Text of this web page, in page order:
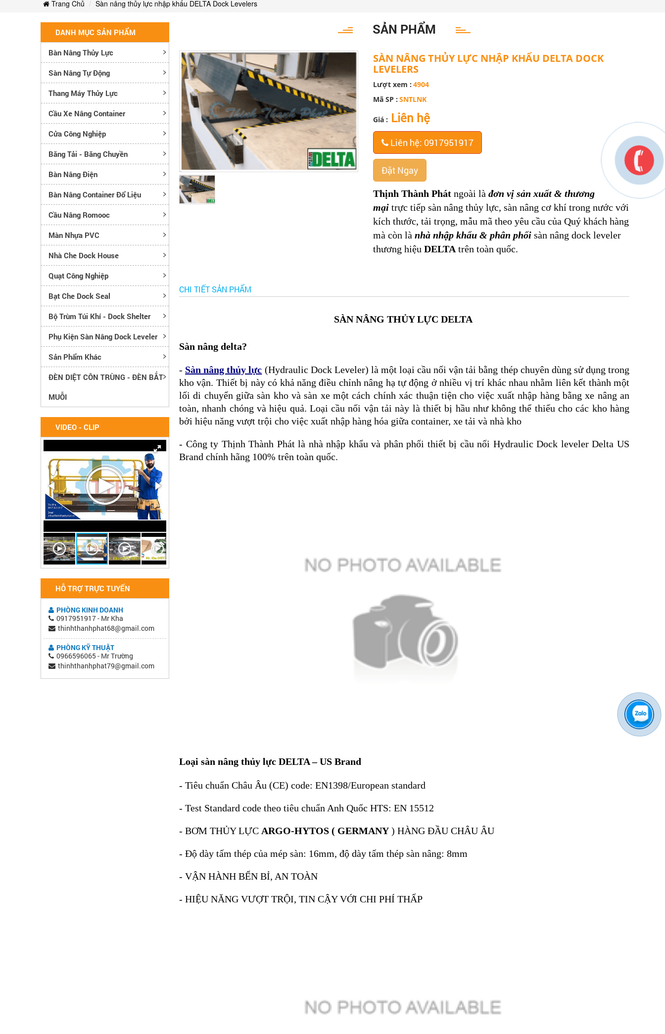
Trang Chủ Sàn nâng thủy lực nhập khẩu DELTA Dock Levelers
DANH MỤC SẢN PHẨM
Bàn Nâng Thủy Lực
Sàn Nâng Tự Động
Thang Máy Thủy Lực
Cầu Xe Nâng Container
Cửa Công Nghiệp
Băng Tải - Băng Chuyền
Bàn Nâng Điện
Bàn Nâng Container Đổ Liệu
Cầu Nâng Romooc
Màn Nhựa PVC
Nhà Che Dock House
Quạt Công Nghiệp
Bạt Che Dock Seal
Bộ Trùm Túi Khí - Dock Shelter
Phụ Kiện Sàn Nâng Dock Leveler
Sản Phẩm Khác
ĐÈN DIỆT CÔN TRÙNG - ĐÈN BẮT
MUỖI
VIDEO - CLIP
HỖ TRỢ TRỰC TUYẾN
PHÒNG KINH DOANH
0917951917 - Mr Kha
thinhthanhphat68@gmail.com
PHÒNG KỸ THUẬT
0966596065 - Mr Trường
thinhthanhphat79@gmail.com
SẢN PHẨM
SÀN NÂNG THỦY LỰC NHẬP KHẨU DELTA DOCK
LEVELERS
Lượt xem : 4904
Mã SP : SNTLNK
Giá : Liên hệ
Liên hệ: 0917951917
Đặt Ngay
Thịnh Thành Phátngoài là đơn vị sản xuất & thương
mạitrực tiếp sàn nâng thủy lực, sàn nâng cơ khí trong nước với
kích thước, tải trọng, mẫu mã theo yêu cầu của Quý khách hàng
mà còn là nhà nhập khẩu & phân phốisàn nâng dock leveler
thương hiệu DELTAtrên toàn quốc.
CHI TIẾT SẢN PHẨM
SÀN NÂNG THỦY LỰC DELTA
Sàn nâng delta?
- Sàn nâng thủy lực (Hydraulic Dock Leveler) là một loại cầu nối vận tải bằng thép chuyên dùng sử dụng trong
kho vận. Thiết bị này có khả năng điều chỉnh nâng hạ tự động ở nhiều vị trí khác nhau nhằm liên kết thành một
lối di chuyển giữa sàn kho và sàn xe một cách chính xác thuận tiện cho việc xuất nhập hàng bằng xe nâng an
toàn, nhanh chóng và hiệu quả. Loại cầu nối vận tải này là thiết bị hầu như không thể thiếu cho các kho hàng
bởi hiệu năng vượt trội cho việc xuất nhập hàng hóa giữa container, xe tải và nhà kho
- Công ty Thịnh Thành Phát là nhà nhập khẩu và phân phối thiết bị cầu nối Hydraulic Dock leveler Delta US
Brand chính hãng 100% trên toàn quốc.
Loại sàn nâng thủy lực DELTA – US Brand
- Tiêu chuẩn Châu Âu (CE) code: EN1398/European standard
- Test Standard code theo tiêu chuẩn Anh Quốc HTS: EN 15512
- BƠM THỦY LỰC ARGO-HYTOS ( GERMANY ) HÀNG ĐẦU CHÂU ÂU
- Độ dày tấm thép của mép sàn: 16mm, độ dày tấm thép sàn nâng: 8mm
- VẬN HÀNH BỂN BỈ, AN TOÀN
- HIỆU NĂNG VƯỢT TRỘI, TIN CẬY VỚI CHI PHÍ THẤP